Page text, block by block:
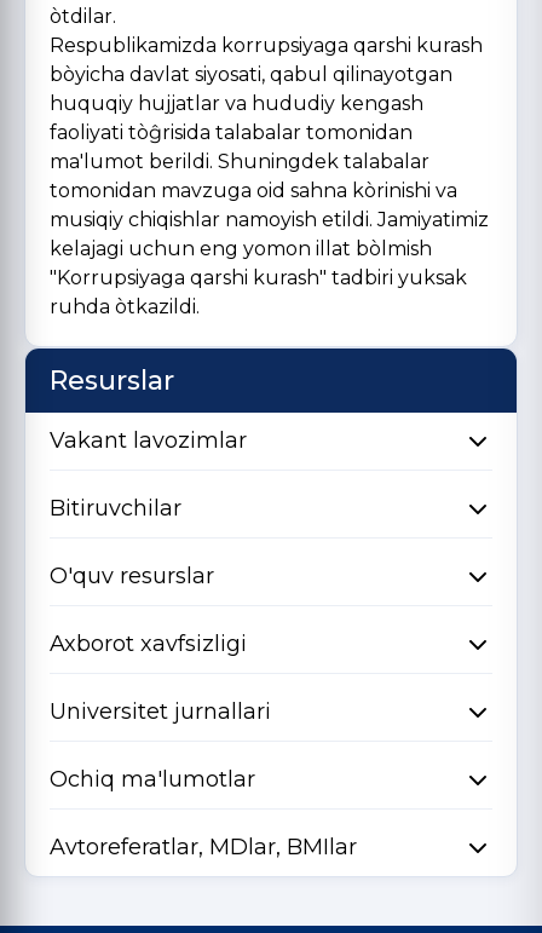
òtdilar.
Respublikamizda korrupsiyaga qarshi kurash
bòyicha davlat siyosati, qabul qilinayotgan
huquqiy hujjatlar va hududiy kengash
faoliyati tòĝrisida talabalar tomonidan
ma'lumot berildi. Shuningdek talabalar
tomonidan mavzuga oid sahna kòrinishi va
musiqiy chiqishlar namoyish etildi. Jamiyatimiz
kelajagi uchun eng yomon illat bòlmish
"Korrupsiyaga qarshi kurash" tadbiri yuksak
ruhda òtkazildi.
Resurslar
Vakant lavozimlar
Bitiruvchilar
O'quv resurslar
Axborot xavfsizligi
Universitet jurnallari
Ochiq ma'lumotlar
Avtoreferatlar, MDlar, BMIlar